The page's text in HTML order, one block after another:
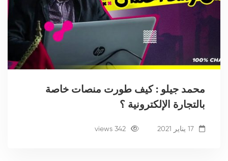
محمد جيلو : كيف طورت منصات خاصة
بالتجارة الإلكترونية ؟
342 views